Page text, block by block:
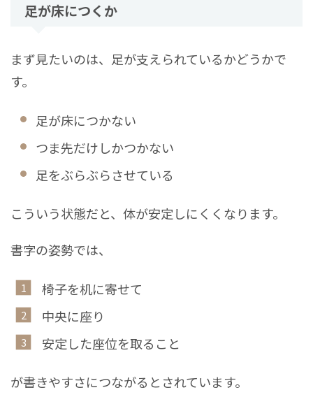
足が床につくか
まず見たいのは、足が支えられているかどうかで
す。
足が床につかない
つま先だけしかつかない
足をぶらぶらさせている
こういう状態だと、体が安定しにくくなります。
書字の姿勢では、
椅子を机に寄せて
中央に座り
安定した座位を取ること
が書きやすさにつながるとされています。